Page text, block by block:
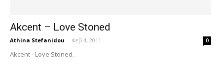
Akcent – Love Stoned
Athina Stefanidou - Φεβ 4, 2011 0
Akcent - Love Stoned.